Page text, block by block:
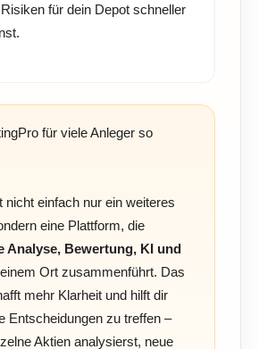
für dein Depot schneller
für viele Anleger so
nicht einfach nur ein weiteres
eine Plattform, die
Analyse, Bewertung, KI und
Ort zusammenführt. Das
mehr Klarheit und hilft dir
Entscheidungen zu treffen –
Aktien analysierst, neue